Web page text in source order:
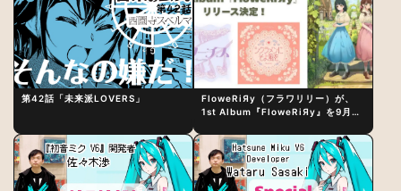
第42話「未来派LOVERS」
FloweRiЯy（フラワリリー）が、
1st Album『FloweRiЯy』を9月23